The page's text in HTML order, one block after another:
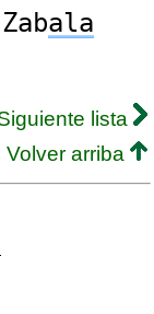
Zabala
lista
Volver arriba